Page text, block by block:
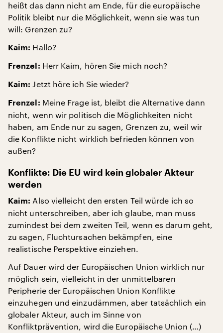
heißt das dann nicht am Ende, für die europäische
Politik bleibt nur die Möglichkeit, wenn sie was tun
will: Grenzen zu?
Kaim: Hallo?
Frenzel: Herr Kaim, hören Sie mich noch?
Kaim: Jetzt höre ich Sie wieder?
Frenzel: Meine Frage ist, bleibt die Alternative dann
nicht, wenn wir politisch die Möglichkeiten nicht
haben, am Ende nur zu sagen, Grenzen zu, weil wir
die Konflikte nicht wirklich befrieden können von
außen?
Konflikte: Die EU wird kein globaler Akteur
werden
Kaim: Also vielleicht den ersten Teil würde ich so
nicht unterschreiben, aber ich glaube, man muss
zumindest bei dem zweiten Teil, wenn es darum geht,
zu sagen, Fluchtursachen bekämpfen, eine
realistische Perspektive einziehen.
Auf Dauer wird der Europäischen Union wirklich nur
möglich sein, vielleicht in der unmittelbaren
Peripherie der Europäischen Union Konflikte
einzuhegen und einzudämmen, aber tatsächlich ein
globaler Akteur, auch im Sinne von
Konfliktprävention, wird die Europäische Union (…)